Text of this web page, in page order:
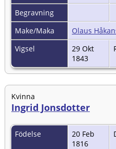
Begravning
Make/Maka
Olaus
Vigsel
29 Okt
1843
Kvinna
Ingrid Jonsdotter
Födelse
20 Feb
1816